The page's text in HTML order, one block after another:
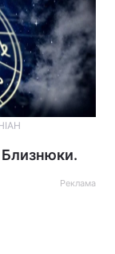
Близнюки.
Реклама